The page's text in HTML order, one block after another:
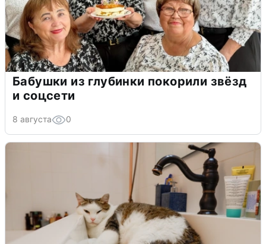
Бабушки из глубинки покорили звёзд
и соцсети
8 августа 0